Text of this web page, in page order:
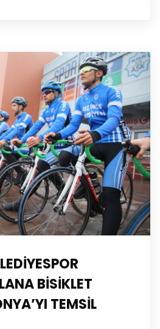
BİSİKLET
TEMSİL